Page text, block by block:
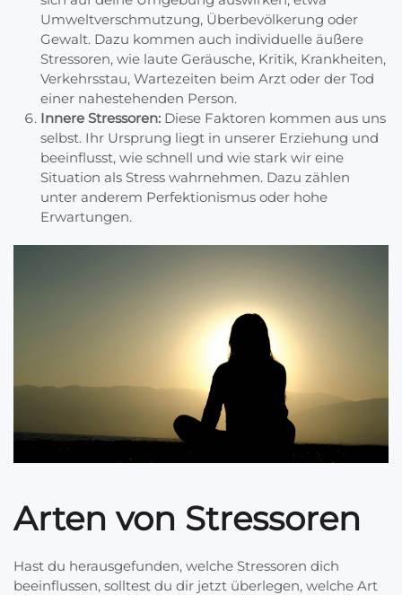
Umweltverschmutzung, Überbevölkerung oder
Gewalt. Dazu kommen auch individuelle äußere
Stressoren, wie laute Geräusche, Kritik, Krankheiten,
Verkehrsstau, Wartezeiten beim Arzt oder der Tod
einer nahestehenden Person.
Innere Stressoren: Diese Faktoren kommen aus uns
selbst. Ihr Ursprung liegt in unserer Erziehung und
beeinflusst, wie schnell und wie stark wir eine
Situation als Stress wahrnehmen. Dazu zählen
unter anderem Perfektionismus oder hohe
Erwartungen.
Arten von Stressoren
Hast du herausgefunden, welche Stressoren dich
beeinflussen, solltest du dir jetzt überlegen, welche Art